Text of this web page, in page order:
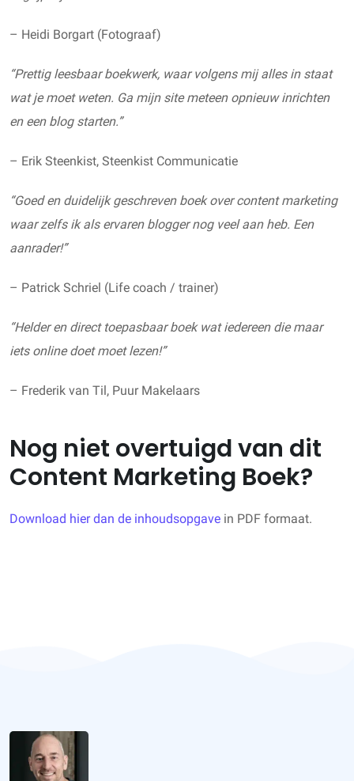
– Heidi Borgart (Fotograaf)
“Prettig leesbaar boekwerk, waar volgens mij alles in staat
wat je moet weten. Ga mijn site meteen opnieuw inrichten
en een blog starten.”
– Erik Steenkist, Steenkist Communicatie
“Goed en duidelijk geschreven boek over content marketing
waar zelfs ik als ervaren blogger nog veel aan heb. Een
aanrader!”
– Patrick Schriel (Life coach / trainer)
“Helder en direct toepasbaar boek wat iedereen die maar
iets online doet moet lezen!”
– Frederik van Til, Puur Makelaars
Nog niet overtuigd van dit
Content Marketing Boek?
Download hier dan de inhoudsopgave in PDF formaat.